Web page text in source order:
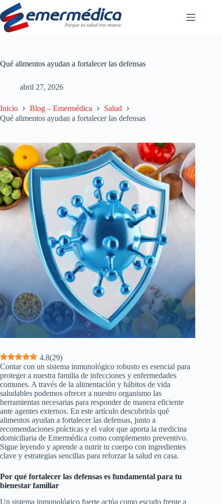
Saltar
al
contenido
Qué alimentos ayudan a fortalecer las defensas
abril 27, 2026
Inicio Blog – Emermédica
Salud
Qué alimentos ayudan a fortalecer las defensas
4.8(29)
Contar con un sistema inmunológico robusto es esencial para
proteger a nuestra familia de infecciones y enfermedades
comunes. A través de la alimentación y hábitos de vida
saludables podemos ofrecer a nuestro organismo las
herramientas necesarias para responder de manera eficiente
ante agentes externos. En este artículo descubrirás qué
alimentos ayudan a fortalecer las defensas, junto a
recomendaciones prácticas y el valor que aporta la medicina
domiciliaria de Emermédica como complemento preventivo.
Sigue leyendo y aprende a nutrir tu cuerpo con ingredientes
clave y estrategias sencillas para reforzar la salud en casa.
Por qué fortalecer las defensas es fundamental para tu
bienestar familiar
Un sistema inmunológico fuerte actúa como escudo frente a